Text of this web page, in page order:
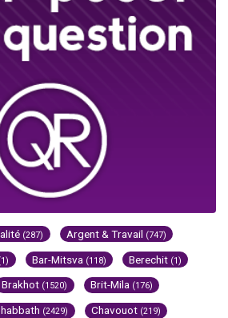
(287) Argent & Travail (747)
Bar-Mitsva (118) Berechit (1)
Brakhot (1520) Brit-Mila (176)
(2429) Chavouot (219)